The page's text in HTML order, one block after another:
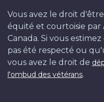
Vous avez le droit
équité et courtoisie par
Canada. Si vous
pas été respecté ou
vous avez le droit de
l'ombud des vétérans.